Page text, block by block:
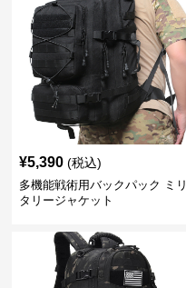
¥5,390 (税込)
多機能戦術用バックパック ミリ
タリージャケット